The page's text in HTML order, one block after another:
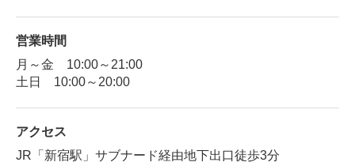
営業時間
月～金 10:00～21:00
土日 10:00～20:00
アクセス
JR「新宿駅」サブナード経由地下出口徒歩3分